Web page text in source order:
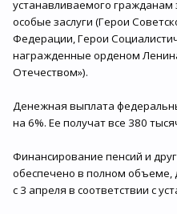
устанавливаемого
особые заслуги (Герои
Федерации, Герои
награжденные орденом
Отечеством»).
Денежная выплата
на 6%. Ее получат все 380
Финансирование пенсий и
обеспечено в полном объеме,
с 3 апреля в соответствии с